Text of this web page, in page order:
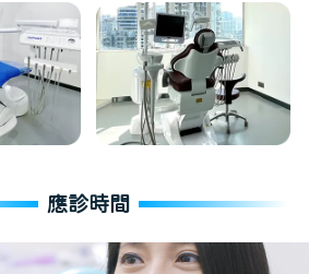
應診時間